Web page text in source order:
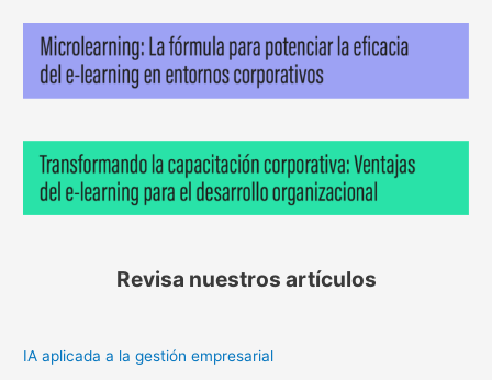
Revisa nuestros artículos
IA aplicada a la gestión empresarial